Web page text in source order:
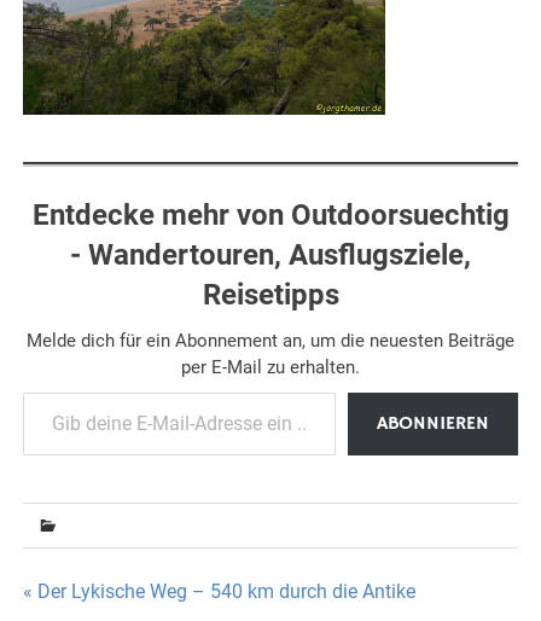
Entdecke mehr von Outdoorsuechtig
- Wandertouren, Ausflugsziele,
Reisetipps
Melde dich für ein Abonnement an, um die neuesten Beiträge
per E-Mail zu erhalten.
Gib deine E-Mail-Adresse ein ...
ABONNIEREN
Beitragsnavigation
« Der Lykische Weg – 540 km durch die Antike